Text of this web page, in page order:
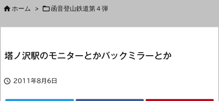
 ホーム > 函音登山鉄道第４弾
塔ノ沢駅のモニターとかバックミラーとか
 2011年8月6日